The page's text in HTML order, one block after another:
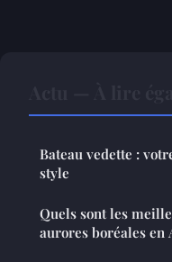
Bateau vedette :
style
Quels sont les
aurores boréales en